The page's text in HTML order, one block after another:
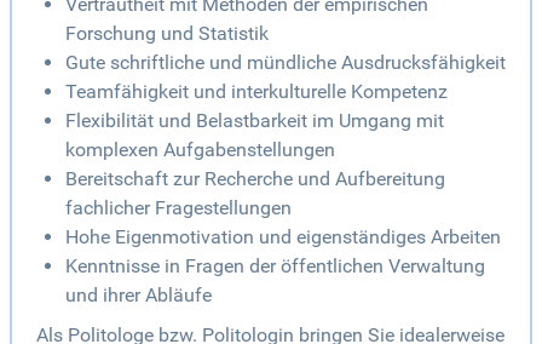
Vertrautheit mit Methoden der empirischen
Forschung und Statistik
Gute schriftliche und mündliche Ausdrucksfähigkeit
Teamfähigkeit und interkulturelle Kompetenz
Flexibilität und Belastbarkeit im Umgang mit
komplexen Aufgabenstellungen
Bereitschaft zur Recherche und Aufbereitung
fachlicher Fragestellungen
Hohe Eigenmotivation und eigenständiges Arbeiten
Kenntnisse in Fragen der öffentlichen Verwaltung
und ihrer Abläufe
Als Politologe bzw. Politologin bringen Sie idealerweise